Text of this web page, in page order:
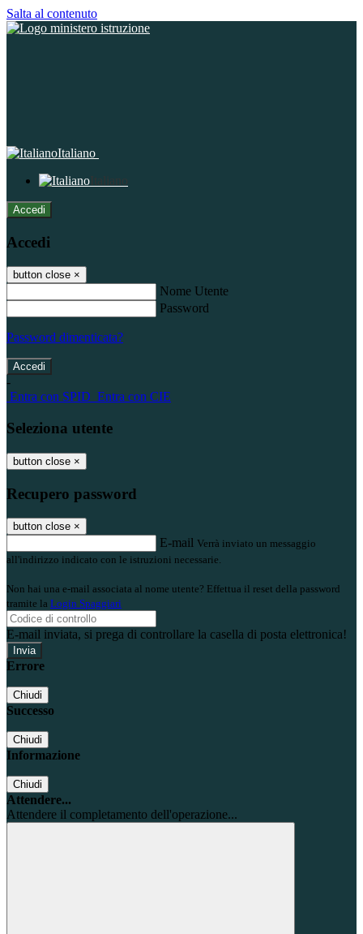
Salta al contenuto
Italiano
Italiano
Accedi
Accedi
button close ×
Nome Utente
Password
Password dimenticata?
-
Entra con SPID Entra con CIE
Seleziona utente
button close ×
Recupero password
button close ×
E-mail Verrà inviato un messaggio
all'indirizzo indicato con le istruzioni necessarie.
Non hai una e-mail associata al nome utente? Effettua il reset della password
tramite la Login Spaggiari
E-mail inviata, si prega di controllare la casella di posta elettronica!
Errore
Chiudi
Successo
Chiudi
Informazione
Chiudi
Attendere...
Attendere il completamento dell'operazione...